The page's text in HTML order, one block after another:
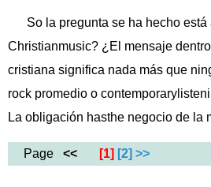
So la pregunta se ha hecho
Christianmusic? ¿El mensaje
cristiana significa nada más que
rock promedio o
La obligación hasthe negocio de la
Page << [1] [2] >>